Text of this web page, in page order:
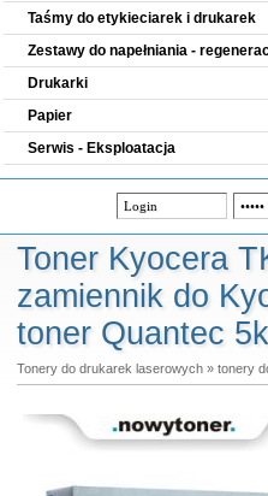
Taśmy do etykieciarek i drukarek
Zestawy do napełniania -
Drukarki
Papier
Serwis - Eksploatacja
Toner Kyocera
zamiennik do
toner Quantec 5k
Tonery do drukarek laserowych» tonery